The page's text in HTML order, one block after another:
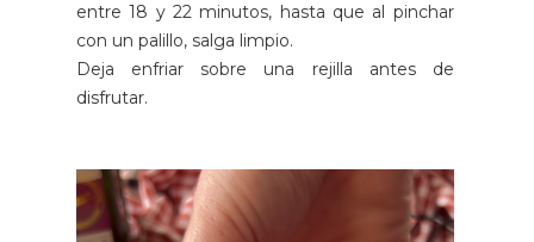
entre 18 y 22 minutos, hasta que al pinchar
con un palillo, salga limpio.
Deja enfriar sobre una rejilla antes de
disfrutar.